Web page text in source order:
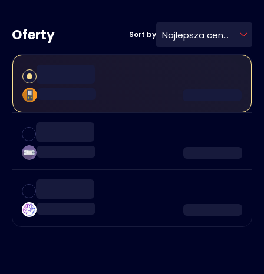
Oferty Sort by Najlepsza cena